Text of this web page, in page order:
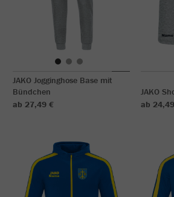
JAKO Jogginghose Base mit
Bündchen
ab 27,49 €
JAKO
ab